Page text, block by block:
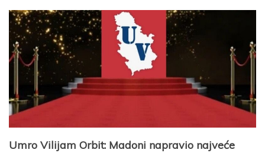
Umro Vilijam Orbit: Madoni napravio najveće